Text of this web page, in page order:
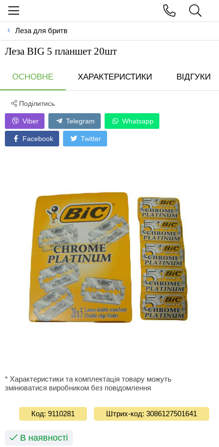
Леза для бритв
Леза BIG 5 планшет 20шт
ОСНОВНЕ ХАРАКТЕРИСТИКИ ВІДГУКИ
Поділитись
Viber Telegram Whatsapp
Facebook Twitter
* Характеристики та комплектація товару можуть
змінюватися виробником без повідомлення
Код: 9110281 Штрих-код: 3086127501641
В наявності